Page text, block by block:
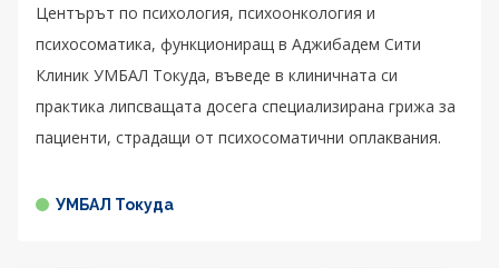
Центърът по психология, психоонкология и
психосоматика, функциониращ в Аджибадем Сити
Клиник УМБАЛ Токуда, въведе в клиничната си
практика липсващата досега специализирана грижа за
пациенти, страдащи от психосоматични оплаквания.
УМБАЛ Токуда